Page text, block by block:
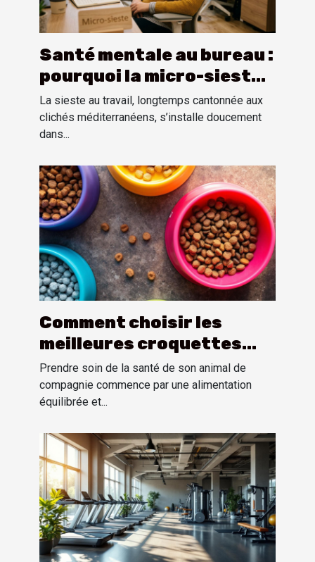
Santé mentale au bureau :
pourquoi la micro-sieste
séduit les salariés
français
La sieste au travail, longtemps cantonnée aux
clichés méditerranéens, s’installe doucement
dans...
Comment choisir les
meilleures croquettes
pour la santé de votre
animal ?
Prendre soin de la santé de son animal de
compagnie commence par une alimentation
équilibrée et...